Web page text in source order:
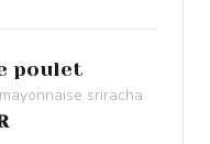
poulet
sriracha